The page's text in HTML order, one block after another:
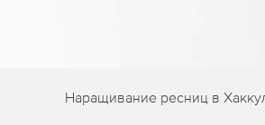
Наращивание ресниц в